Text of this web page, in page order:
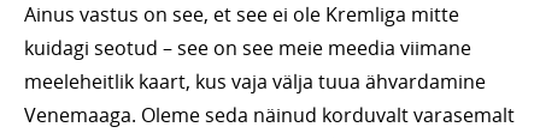
Ainus vastus on see, et see ei ole Kremliga mitte
kuidagi seotud – see on see meie meedia viimane
meeleheitlik kaart, kus vaja välja tuua ähvardamine
Venemaaga. Oleme seda näinud korduvalt varasemalt